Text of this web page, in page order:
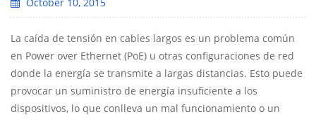
La caída de tensión en cables largos es un problema común
en Power over Ethernet (PoE) u otras configuraciones de red
donde la energía se transmite a largas distancias. Esto puede
provocar un suministro de energía insuficiente a los
dispositivos, lo que conlleva un mal funcionamiento o un